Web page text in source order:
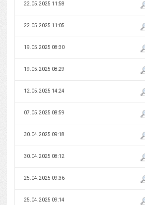
22.05.2025 11:58
22.05.2025 11:05
19.05.2025 08:30
19.05.2025 08:29
12.05.2025 14:24
07.05.2025 08:59
30.04.2025 09:18
30.04.2025 08:12
25.04.2025 09:36
25.04.2025 09:14